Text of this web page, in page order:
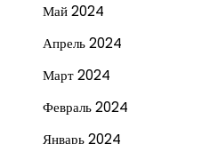
Май 2024
Апрель 2024
Март 2024
Февраль 2024
Январь 2024